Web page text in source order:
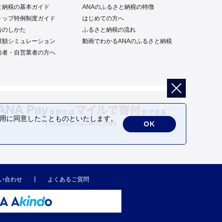
納税の基本ガイド
ANAのふるさと納税の特徴
ップ特例制度ガイド
はじめての方へ
のしかた
ふるさと納税の流れ
額シミュレーション
動画でわかるANAのふるさと納税
者・自営業者の方へ
合わせ よくあるご質問
同意したことものといたします。
OK